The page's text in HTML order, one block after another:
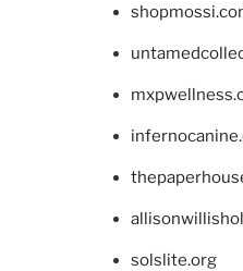
solslite.org